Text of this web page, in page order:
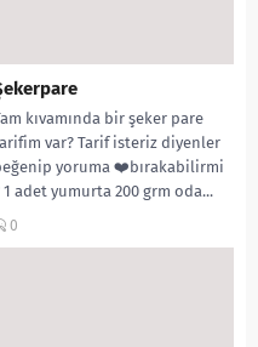
kıvamında bir şeker pare
var? Tarif isteriz diyenler
yoruma ❤️bırakabilirmi
1 adet yumurta 200 grm oda...
0